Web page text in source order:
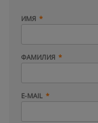
ИМЯ
ФАМИЛИЯ
E-MAIL